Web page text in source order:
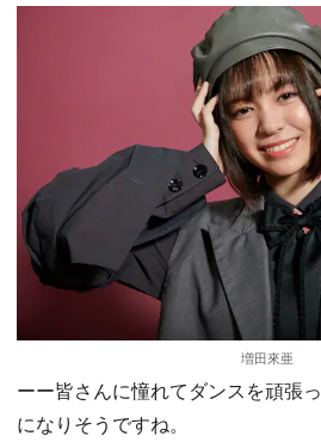
増田來亜
ーー皆さんに憧れてダンスを頑張
になりそうですね。